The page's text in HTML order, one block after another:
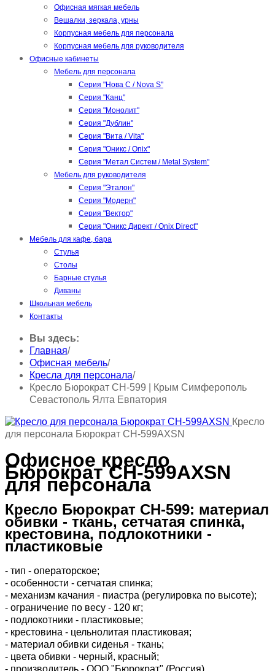
Офисная мягкая мебель
Вешалки, зеркала, урны
Корпусная мебель для персонала
Корпусная мебель для руководителя
Офисные кабинеты
Мебель для персонала
Серия "Нова С / Nova S"
Серия "Канц"
Серия "Монолит"
Серия "Дублин"
Серия "Вита / Vita"
Серия "Оникс / Onix"
Серия "Метал Систем / Metal System"
Мебель для руководителя
Серия "Эталон"
Серия "Модерн"
Серия "Вектор"
Серия "Оникс Директ / Onix Direct"
Мебель для кафе, бара
Стулья
Столы
Барные стулья
Диваны
Школьная мебель
Контакты
Вы здесь:
Главная/
Офисная мебель/
Кресла для персонала/
Кресло Бюрократ CH-599 | Крым Симферополь
Севастополь Ялта Евпатория
Кресло
для персонала Бюрократ CH-599AXSN
Офисное кресло
Бюрократ CH-599AXSN
для персонала
Кресло Бюрократ CH-599: материал
обивки - ткань, сетчатая спинка,
крестовина, подлокотники -
пластиковые
- тип - операторское;
- особенности - сетчатая спинка;
- механизм качания - пиастра (регулировка по высоте);
- ограничение по весу - 120 кг;
- подлокотники - пластиковые;
- крестовина - цельнолитая пластиковая;
- материал обивки сиденья - ткань;
- цвета обивки - черный, красный;
- производитель - ООО "Бюрократ" (Россия).